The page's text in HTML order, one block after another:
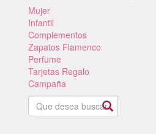
Mujer
Infantil
Complementos
Zapatos Flamenco
Perfume
Tarjetas Regalo
Campaña